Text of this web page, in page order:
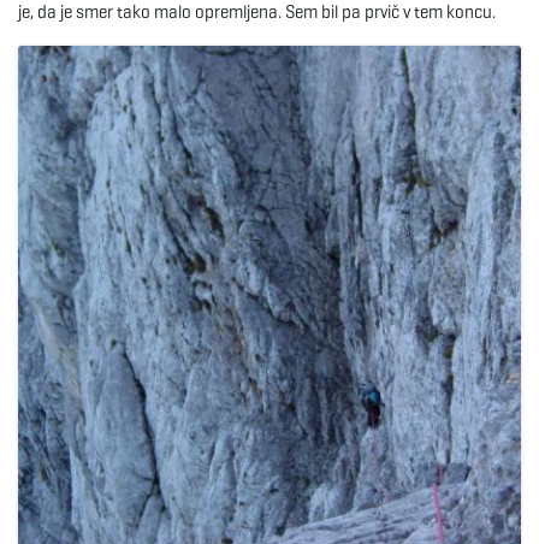
g
l
e
n
a
je, da je smer tako malo opremljena. Sem bil pa prvič v tem koncu.